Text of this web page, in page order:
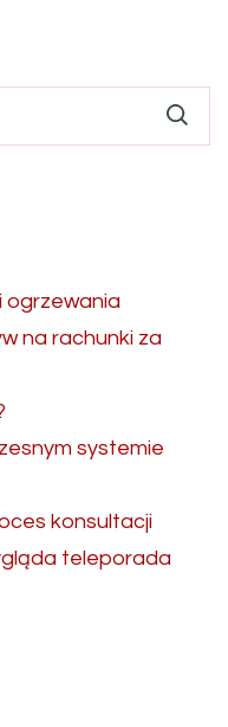
ogrzewania
na rachunki za
systemie
konsultacji
teleporada